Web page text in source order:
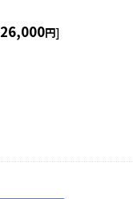
26,000円]